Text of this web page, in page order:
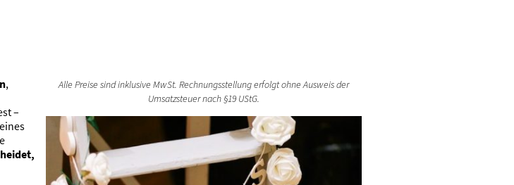
,
–
Alle Preise sind inklusive MwSt. Rechnungsstellung erfolgt ohne Ausweis der
Umsatzsteuer nach §19 UStG.